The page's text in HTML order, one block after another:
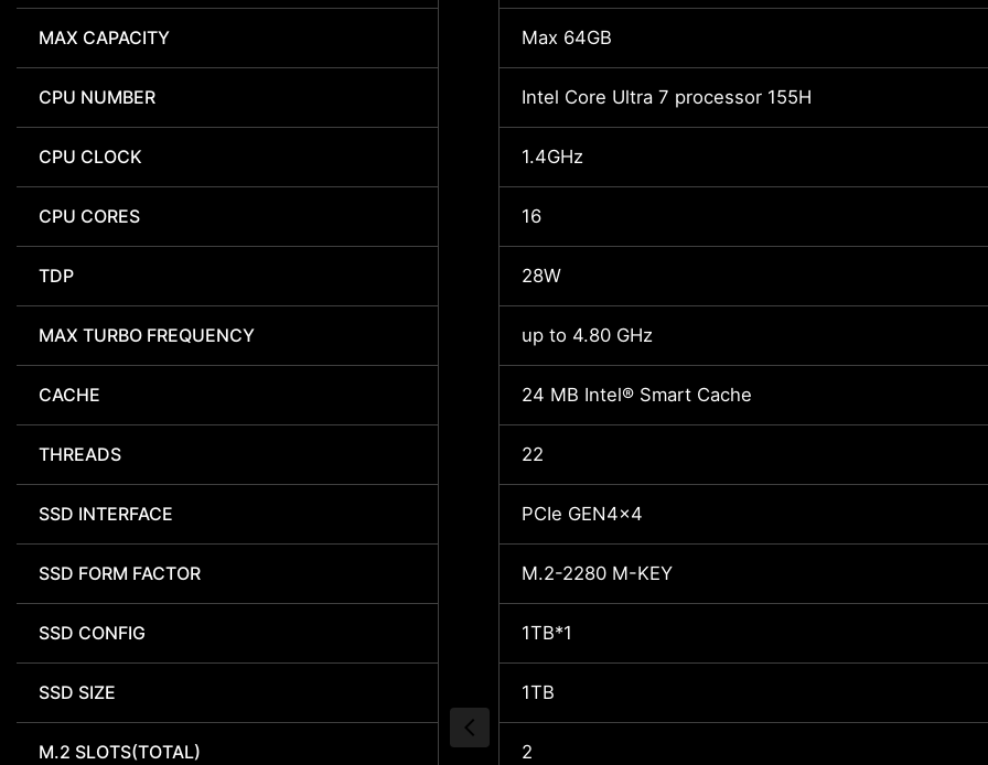
MAX CAPACITY Max 64GB
CPU NUMBER Intel Core Ultra 7 processor 155H
CPU CLOCK 1.4GHz
CPU CORES 16
TDP 28W
MAX TURBO FREQUENCY up to 4.80 GHz
CACHE 24 MB Intel® Smart Cache
THREADS 22
SSD INTERFACE PCIe GEN4x4
SSD FORM FACTOR M.2-2280 M-KEY
SSD CONFIG 1TB*1
SSD SIZE 1TB
M.2 SLOTS(TOTAL) 2